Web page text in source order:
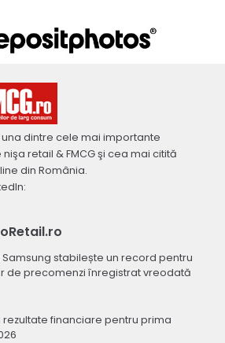
una dintre cele mai importante
retail & FMCG şi cea mai citită
din România.
Samsung stabilește un record pentru
de precomenzi înregistrat vreodată
rezultate financiare pentru prima